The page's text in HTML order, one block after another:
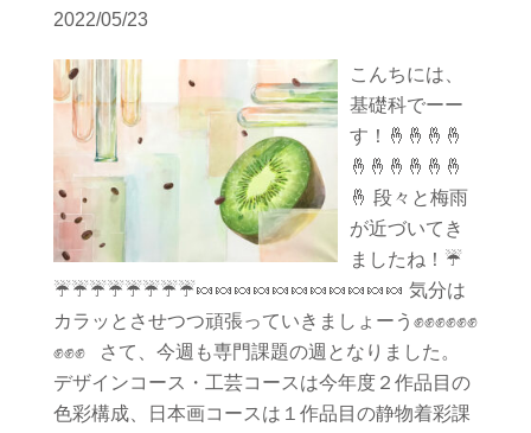
2022/05/23
こんちには、
基礎科でーー
す！🤞🤞🤞🤞
🤞🤞🤞🤞🤞🤞
🤞 段々と梅雨
が近づいてき
ましたね！☔️
☔️☔️☔️☔️☔️☔️☔️☔️🍬🍬🍬🍬🍬🍬🍬🍬🍬🍬🍬 気分は
カラッとさせつつ頑張っていきましょーう✊✊✊✊✊✊
✊✊✊ さて、今週も専門課題の週となりました。
デザインコース・工芸コースは今年度２作品目の
色彩構成、日本画コースは１作品目の静物着彩課